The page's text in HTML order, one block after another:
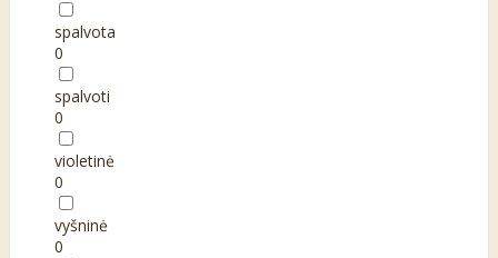
spalvota
0
spalvoti
0
violetinė
0
vyšninė
0